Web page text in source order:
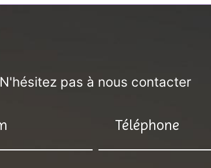
N'hésitez pas à nous contacter